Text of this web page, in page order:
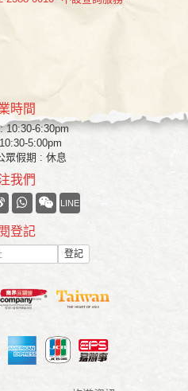
時間
10:30-6:30pm
5:00pm
眾假期 : 休息
我們
LINE
登記
登記